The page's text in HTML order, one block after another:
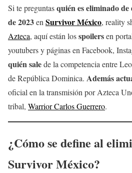
Si te preguntasquién es eliminado
de 2023en Survivor México, reality
Azteca, aquí están losspoilersen
youtubers y páginas en Facebook,
quién salede la competencia entre
de República Dominica. Además
oficial en la transmisión por Azteca
tribal, Warrior Carlos Guerrero.
¿Cómo se define al
Survivor México?